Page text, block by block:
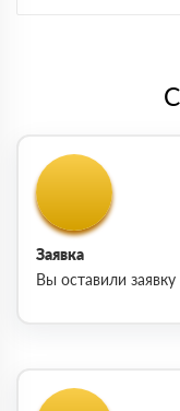
Заявка
Вы оставили заявку